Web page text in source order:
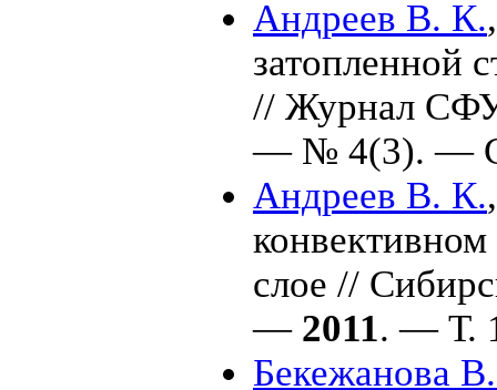
Андреев В. К.
затопленной
// Журнал
— № 4(3). —
Андреев В. К.
слое //
— 2011. — Т.
Бекежанова